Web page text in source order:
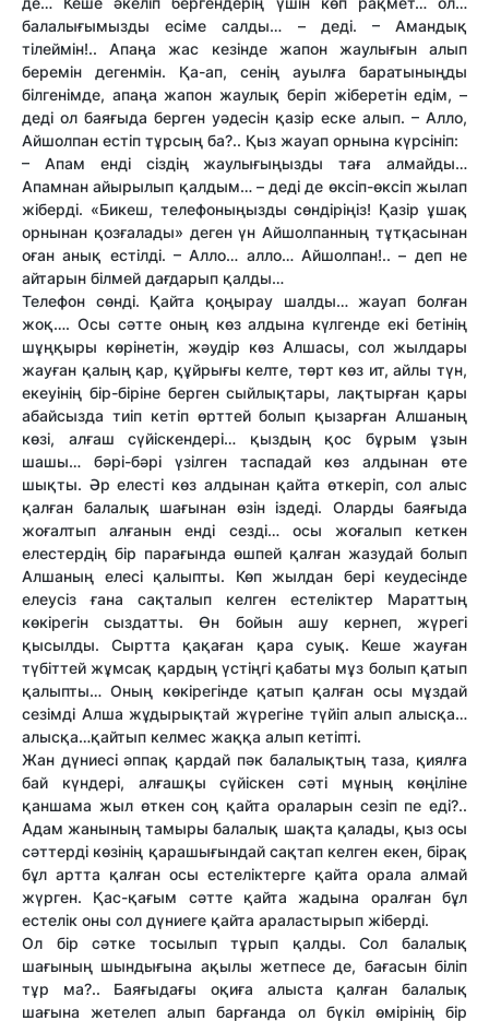
балалығымызды есіме салды… – деді. – Амандық
тілеймін!.. Апаңа жас кезінде жапон жаулығын алып
беремін дегенмін. Қа-ап, сенің ауылға баратыныңды
білгенімде, апаңа жапон жаулық беріп жіберетін едім, –
деді ол баяғыда берген уәдесін қазір еске алып. – Алло,
Айшолпан естіп тұрсың ба?.. Қыз жауап орнына күрсініп:
– Апам енді сіздің жаулығыңызды таға алмайды…
Апамнан айырылып қалдым… – деді де өксіп-өксіп жылап
жіберді. «Бикеш, телефоныңызды сөндіріңіз! Қазір ұшақ
орнынан қозғалады» деген үн Айшолпанның тұтқасынан
оған анық естілді. – Алло… алло… Айшолпан!.. – деп не
айтарын білмей дағдарып қалды…
Телефон сөнді. Қайта қоңырау шалды… жауап болған
жоқ…. Осы сәт­те оның көз алдына күлгенде екі бетінің
шұңқыры көрінетін, жәудір көз Алшасы, сол жылдары
жауған қалың қар, құйрығы келте, төрт көз ит, айлы түн,
екеуінің бір-біріне берген сыйлықтары, лақтырған қары
абайсызда тиіп кетіп өрт­тей болып қызарған Алшаның
көзі, алғаш сүйіскендері… қыздың қос бұрым ұзын
шашы… бәрі-бәрі үзілген таспадай көз алдынан өте
шықты. Әр елесті көз алдынан қайта өткеріп, сол алыс
қалған балалық шағынан өзін іздеді. Оларды баяғыда
жоғалтып алғанын енді сезді… осы жоғалып кеткен
елестердің бір парағында өшпей қалған жазудай болып
Алшаның елесі қалыпты. Көп жылдан бері кеудесінде
елеусіз ғана сақталып келген естеліктер Марат­тың
көкірегін сыздат­ты. Өн бойын ашу кернеп, жүрегі
қысылды. Сырт­та қақаған қара суық. Кеше жауған
түбіт­тей жұмсақ қардың үстіңгі қабаты мұз болып қатып
қалыпты… Оның көкірегінде қатып қалған осы мұздай
сезімді Алша жұдырықтай жүрегіне түйіп алып алысқа…
алысқа…қайтып келмес жаққа алып кетіпті.
Жан дүниесі әппақ қардай пәк балалықтың таза, қиялға
бай күндері, алғашқы сүйіскен сәті мұның көңіліне
қаншама жыл өткен соң қайта ораларын сезіп пе еді?..
Адам жанының тамыры балалық шақта қалады, қыз осы
сәт­терді көзінің қарашығындай сақтап келген екен, бірақ
бұл арт­та қалған осы естеліктерге қайта орала алмай
жүрген. Қас-қағым сәт­те қайта жадына оралған бұл
естелік оны сол дүниеге қайта араластырып жіберді.
Ол бір сәтке тосылып тұрып қалды. Сол балалық
шағының шындығына ақылы жетпесе де, бағасын біліп
тұр ма?.. Баяғыдағы оқиға алыста қалған балалық
шағына жетелеп алып барғанда ол бүкіл өмірінің бір